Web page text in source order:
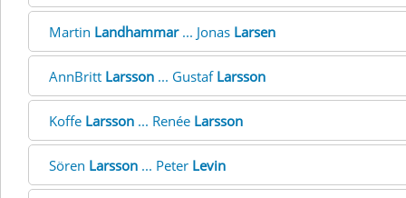
Martin Landhammar... Jonas Larsen
AnnBritt Larsson ... Gustaf Larsson
Koffe Larsson ... Renée Larsson
Sören Larsson ... Peter Levin